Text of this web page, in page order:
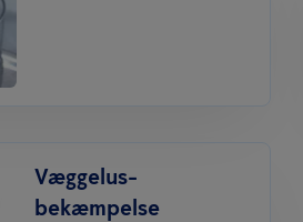
Væggelus­
bekæmpelse